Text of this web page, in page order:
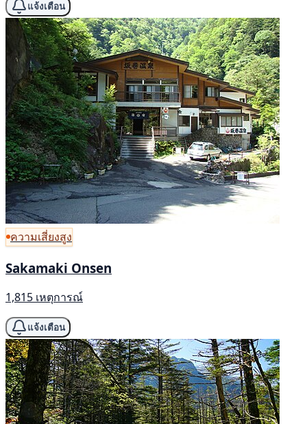
แจ้งเตือน
ความเสี่ยงสูง
Sakamaki Onsen
1,815 เหตุการณ์
แจ้งเตือน